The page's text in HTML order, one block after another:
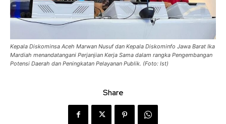
Kepala Diskominsa Aceh Marwan Nusuf dan Kepala Diskominfo Jawa Barat Ika
Mardiah menandatangani Perjanjian Kerja Sama dalam rangka Pengembangan
Potensi Daerah dan Peningkatan Pelayanan Publik. (Foto: Ist)
Share